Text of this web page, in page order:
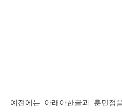
예전에는 아래아한글과 훈민정